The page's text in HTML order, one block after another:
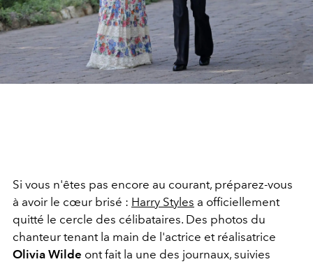
Si vous n'êtes pas encore au courant, préparez-vous
à avoir le cœur brisé : Harry Styles a officiellement
quitté le cercle des célibataires. Des photos du
chanteur tenant la main de l'actrice et réalisatrice
Olivia Wilde ont fait la une des journaux, suivies